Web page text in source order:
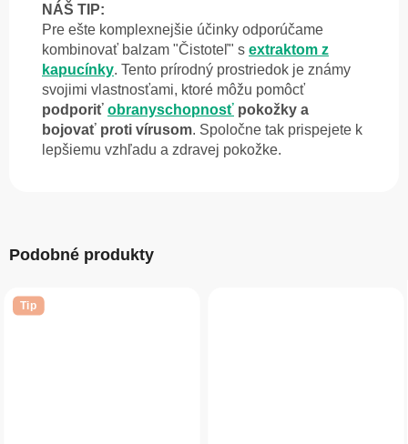
NÁŠ TIP:
Pre ešte komplexnejšie účinky odporúčame
kombinovať balzam "Čistoteľ" s extraktom z
kapucínky. Tento prírodný prostriedok je známy
svojimi vlastnosťami, ktoré môžu pomôcť
podporiť obranyschopnosť pokožky a
bojovať proti vírusom. Spoločne tak prispejete k
lepšiemu vzhľadu a zdravej pokožke.
Podobné produkty
Tip